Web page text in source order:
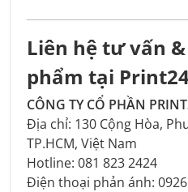
Liên hệ tư vấn
phẩm tại
CÔNG TY CỔ PHẦN
Địa chỉ: 130 Cộng Hòa,
TP.HCM, Việt Nam
Hotline: 081 823 2424
Điện thoại phản ánh: